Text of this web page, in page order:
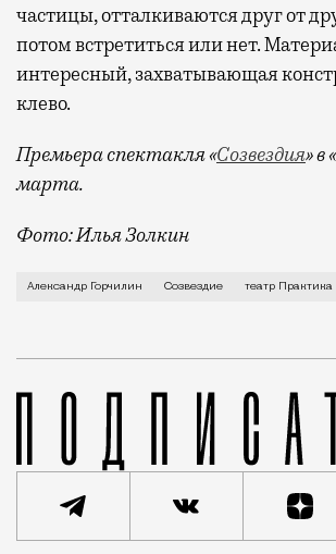
частицы, отталкиваются друг от
потом встретиться или нет.
интересный, захватывающая
клево.
Премьера спектакля «Созвездия» в
марта.
Фото: Илья Золкин
О детстве в Текстильщиках,
Александр Горчилин Созвездие театр Практика